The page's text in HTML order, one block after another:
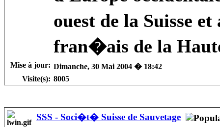
ouest de la Suisse
fran�ais de la
Mise à jour: Dimanche, 30 Mai 2004 � 18:42
Visite(s): 8005
SSS - Soci�t� Suisse de Sauvetage